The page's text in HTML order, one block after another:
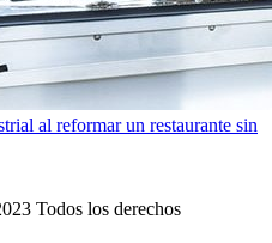
al reformar un restaurante sin
Todos los derechos